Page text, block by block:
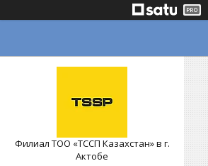
Филиал ТОО «ТССП Казахстан» в г.
Актобе